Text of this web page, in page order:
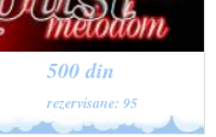
500 din
rezervisane: 95